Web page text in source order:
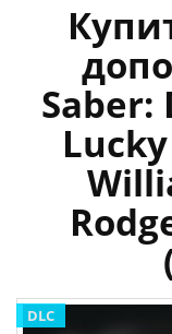
Saber:
DLC